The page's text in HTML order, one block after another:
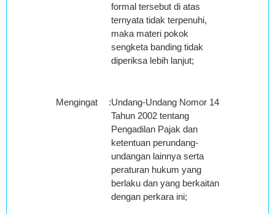
formal tersebut di atas
ternyata tidak terpenuhi,
maka materi pokok
sengketa banding tidak
diperiksa lebih lanjut;
Mengingat :Undang-Undang Nomor 14
Tahun 2002 tentang
Pengadilan Pajak dan
ketentuan perundang-
undangan lainnya serta
peraturan hukum yang
berlaku dan yang berkaitan
dengan perkara ini;